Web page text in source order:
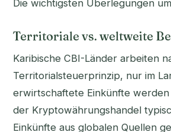
Die wichtigsten Überlegungen
Territoriale vs. weltweite
Karibische CBI-Länder arbeiten
Territorialsteuerprinzip, nur im
erwirtschaftete Einkünfte
der Kryptowährungshandel
Einkünfte aus globalen Quellen